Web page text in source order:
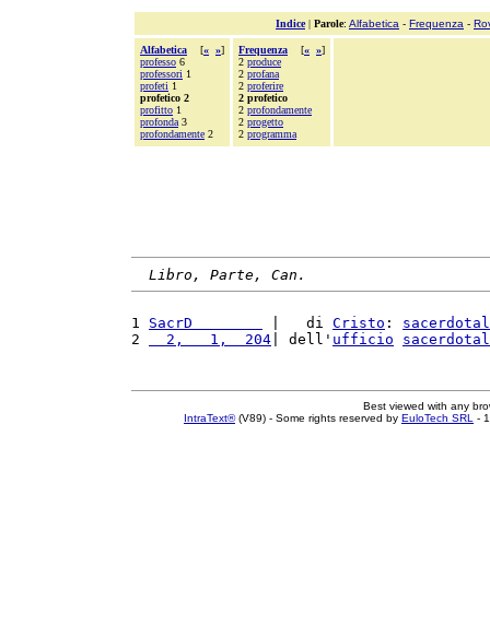
Indice| Parole: Alfabetica - Frequenza -
Alfabetica [« »]
professo 6
professori 1
profeti 1
profetico 2
profitto 1
profonda 3
profondamente 2
Frequenza [« »]
2 produce
2 profana
2 proferire
2 profetico
2 profondamente
2 progetto
2 programma
Libro, Parte, Can.
1 SacrD |   di Cristo :
2
  2,   1,  204
| dell' ufficio
Best viewed with any
IntraText®(V89) - Some rights reserved by EuloTech SRL -